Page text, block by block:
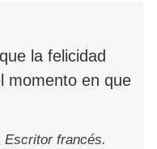
la felicidad
momento en que
Escritor francés.